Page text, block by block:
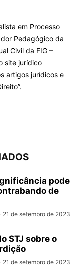
em Processo
Pedagógico da
Civil da FIG –
site jurídico
artigos jurídicos e
pode
de
21 de setembro de 2023
STJ sobre o
21 de setembro de 2023